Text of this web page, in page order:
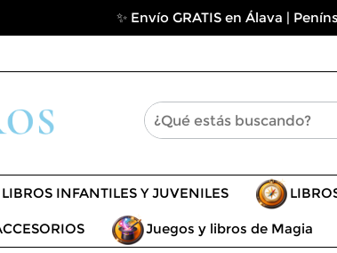
✨ Envío GRATIS en Álava |
LIBROS INFANTILES Y JUVENILES
Juegos y libros de Magia